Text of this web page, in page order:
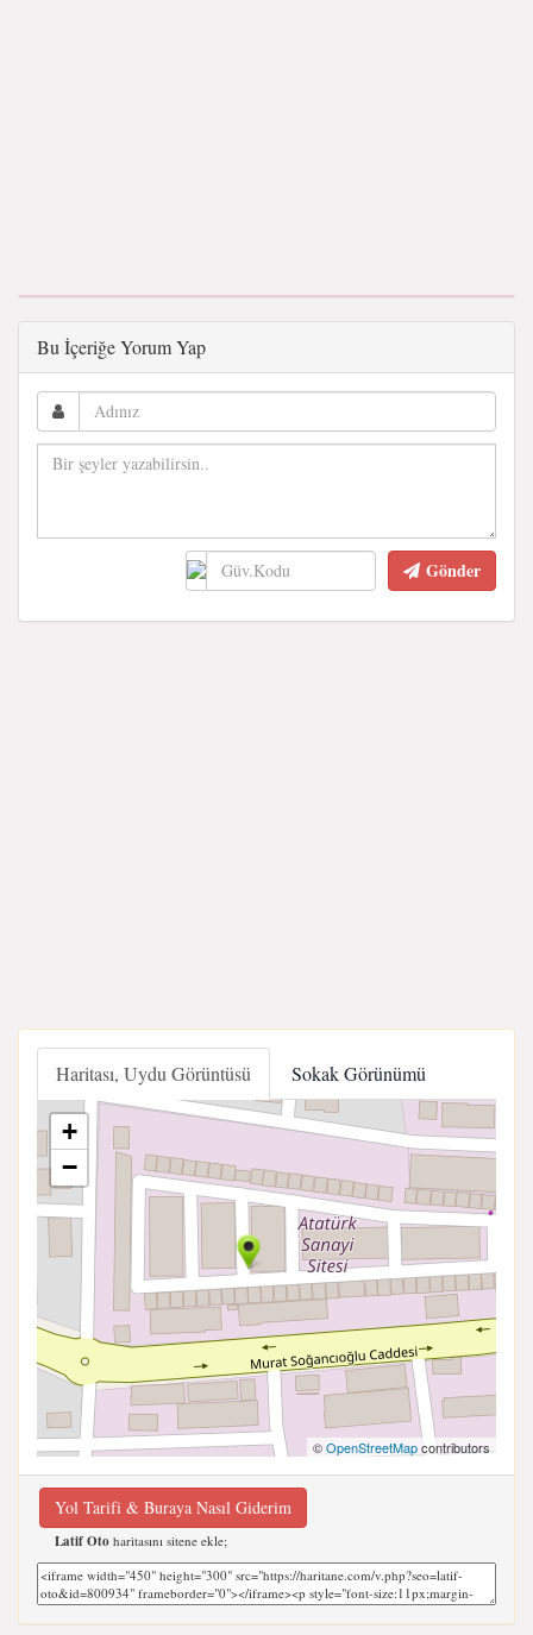
Bu İçeriğe Yorum Yap
Gönder
Haritası, Uydu Görüntüsü Sokak Görünümü
+
−
©OpenStreetMapcontributors
Yol Tarifi & Buraya Nasıl Giderim
Latif Oto haritasını sitene ekle;